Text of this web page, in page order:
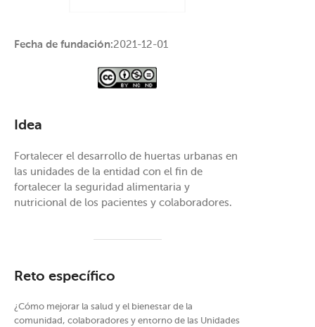
Fecha de fundación:2021-12-01
Idea
Fortalecer el desarrollo de huertas urbanas en
las unidades de la entidad con el fin de
fortalecer la seguridad alimentaria y
nutricional de los pacientes y colaboradores.
Reto específico
¿Cómo mejorar la salud y el bienestar de la
comunidad, colaboradores y entorno de las Unidades